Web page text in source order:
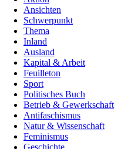
Ansichten
Schwerpunkt
Thema
Inland
Ausland
Kapital & Arbeit
Feuilleton
Sport
Politisches Buch
Betrieb & Gewerkschaft
Antifaschismus
Natur & Wissenschaft
Feminismus
Geschichte